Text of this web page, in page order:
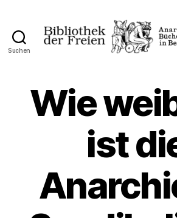
Suchen
Freien
Wie
ist